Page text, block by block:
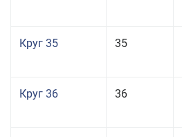
Круг 35 35
Круг 36 36